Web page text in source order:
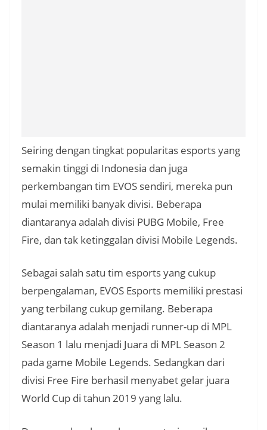
Seiring dengan tingkat popularitas esports yang
semakin tinggi di Indonesia dan juga
perkembangan tim EVOS sendiri, mereka pun
mulai memiliki banyak divisi. Beberapa
diantaranya adalah divisi PUBG Mobile, Free
Fire, dan tak ketinggalan divisi Mobile Legends.
Sebagai salah satu tim esports yang cukup
berpengalaman, EVOS Esports memiliki prestasi
yang terbilang cukup gemilang. Beberapa
diantaranya adalah menjadi runner-up di MPL
Season 1 lalu menjadi Juara di MPL Season 2
pada game Mobile Legends. Sedangkan dari
divisi Free Fire berhasil menyabet gelar juara
World Cup di tahun 2019 yang lalu.